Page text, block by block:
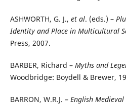
ASHWORTH, G. J., et al. (eds.) –
Identity and Place in Multicultural
Press, 2007.
BARBER, Richard – Myths and
Woodbridge: Boydell & Brewer,
BARRON, W.R.J. – English Medieval